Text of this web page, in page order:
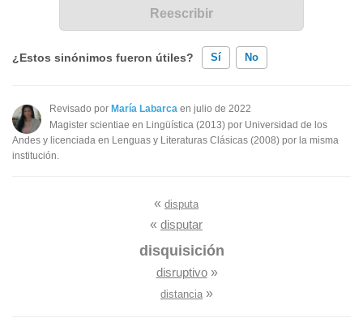
¿Estos sinónimos fueron útiles? Sí No
Existen sinónimos incorrectos
Ninguno de los sinónimos presentados me ayudó
Revisado por María Labarca en julio de 2022
Magister scientiae en Lingüística (2013) por Universidad de los
Andes y licenciada en Lenguas y Literaturas Clásicas (2008) por la misma
institución.
« disputa
« disputar
disquisición
disruptivo»
distancia »